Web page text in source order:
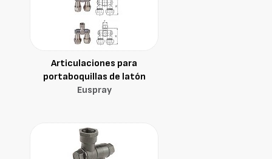
Articulaciones para
portaboquillas de latón
Euspray